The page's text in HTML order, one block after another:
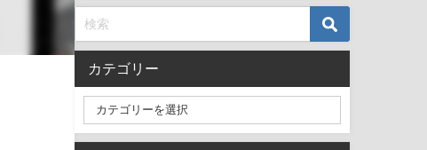
カテゴリー